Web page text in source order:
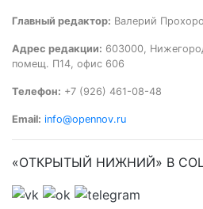
Главный редактор: Валерий
Адрес редакции: 603000,
помещ. П14, офис 606
Телефон: +7 (926) 461-08-48
Email: info@opennov.ru
«ОТКРЫТЫЙ НИЖНИЙ» В